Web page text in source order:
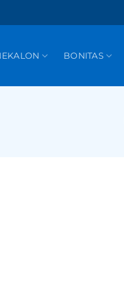
BONITAS